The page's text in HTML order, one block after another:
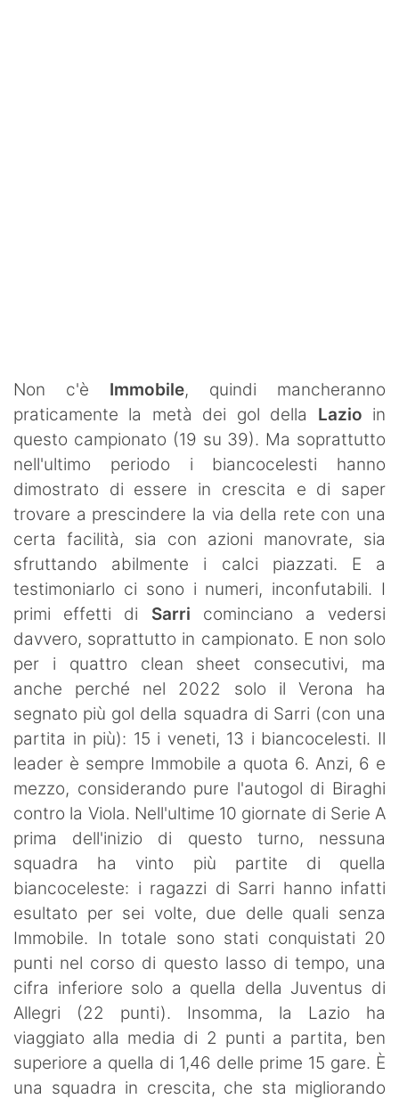
Non c'è Immobile, quindi mancheranno
praticamente la metà dei gol della Lazio in
questo campionato (19 su 39). Ma soprattutto
nell'ultimo periodo i biancocelesti hanno
dimostrato di essere in crescita e di saper
trovare a prescindere la via della rete con una
certa facilità, sia con azioni manovrate, sia
sfruttando abilmente i calci piazzati. E a
testimoniarlo ci sono i numeri, inconfutabili. I
primi effetti di Sarri cominciano a vedersi
davvero, soprattutto in campionato. E non solo
per i quattro clean sheet consecutivi, ma
anche perché nel 2022 solo il Verona ha
segnato più gol della squadra di Sarri (con una
partita in più): 15 i veneti, 13 i biancocelesti. Il
leader è sempre Immobile a quota 6. Anzi, 6 e
mezzo, considerando pure l'autogol di Biraghi
contro la Viola. Nell'ultime 10 giornate di Serie A
prima dell'inizio di questo turno, nessuna
squadra ha vinto più partite di quella
biancoceleste: i ragazzi di Sarri hanno infatti
esultato per sei volte, due delle quali senza
Immobile. In totale sono stati conquistati 20
punti nel corso di questo lasso di tempo, una
cifra inferiore solo a quella della Juventus di
Allegri (22 punti). Insomma, la Lazio ha
viaggiato alla media di 2 punti a partita, ben
superiore a quella di 1,46 delle prime 15 gare. È
una squadra in crescita, che sta migliorando